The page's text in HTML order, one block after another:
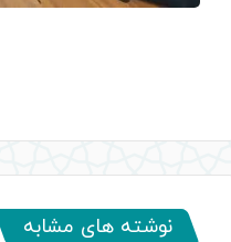
نوشته های مشابه